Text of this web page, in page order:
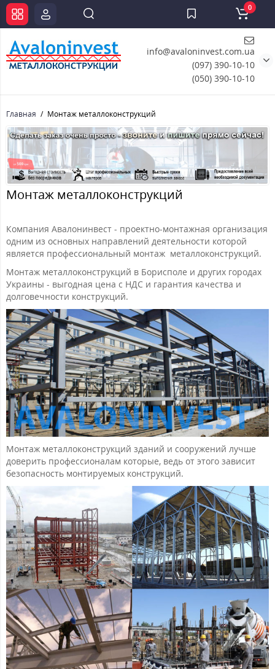
info@avaloninvest.com.ua
(097) 390-10-10
(050) 390-10-10
0
Главная Монтаж металлоконструкций
Монтаж металлоконструкций
Компания Авалонинвест - проектно-монтажная организация
одним из основных направлений деятельности которой
является профессиональный монтаж металлоконструкций.
Монтаж металлоконструкций в Борисполе и других городах
Украины - выгодная цена с НДС и гарантия качества и
долговечности конструкций.
Монтаж металлоконструкций зданий и сооружений лучше
доверить профессионалам которые, ведь от этого зависит
безопасность монтируемых конструкций.